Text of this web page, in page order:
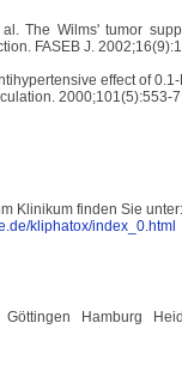
The Wilms' tumor
FASEB J.
effect of
2000;101(5):553-7
Klinikum finden Sie unter:
kliphatox/index_0.html
Göttingen Hamburg